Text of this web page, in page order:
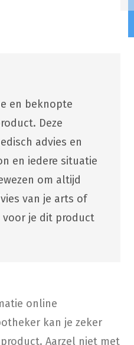
en beknopte
Deze
advies en
en iedere situatie
om altijd
van je arts of
je dit product
online
kan je zeker
Aarzel niet met